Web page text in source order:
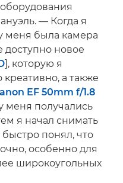
— Когда я
меня была камера
доступно новое
], которую я
а также
EF 50mm f/1.8
меня получались
я начал снимать
понял, что
особенно для
широкоугольных